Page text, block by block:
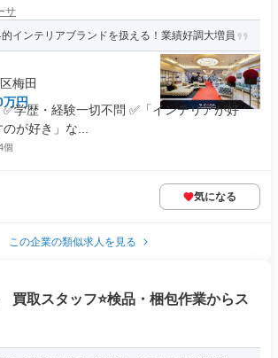
サ
的インテリアブランドを扱える！業績好調大増員
梅田
万円
学歴・経験一切不問 ✅「インテリアが好
が好き」な...
個
気になる
この企業の類似求人を見る
取スタッフ⭐検品・梱包作業からス